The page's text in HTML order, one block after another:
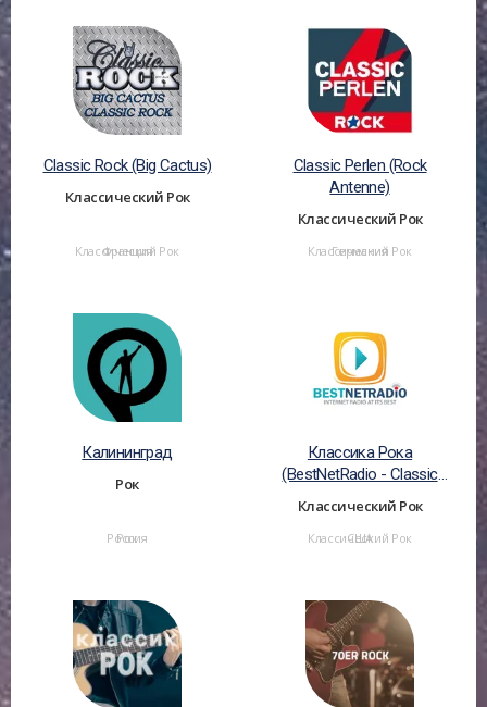
Classic Rock (Big Cactus)
Классический Рок
Классический Рок
Франция
Classic Perlen (Rock
Antenne)
Классический Рок
Классический Рок
Германия
Калининград
Рок
Рок
Россия
Классика Рока
(BestNetRadio - Classic
Классический Рок
Классический Рок
США